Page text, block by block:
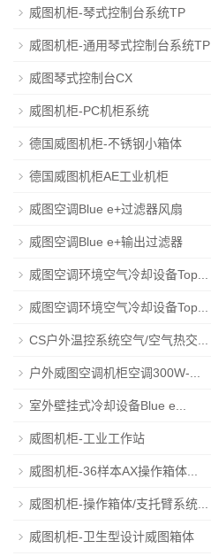
威图机柜-琴式控制台系统TP
威图机柜-通用琴式控制台系统TP
威图琴式控制台CX
威图机柜-PC机柜系统
德国威图机柜-不锈钢小箱体
德国威图机柜AE工业机柜
威图空调Blue e+过滤器风扇
威图空调Blue e+输出过滤器
威图空调环境空气冷却设备Top...
威图空调环境空气冷却设备Top...
CS户外温控系统空气/空气热交...
户外威图空调机柜空调300W-...
室外壁挂式冷却设备Blue e...
威图机柜-工业工作站
威图机柜-36样本AX操作箱体...
威图机柜-操作箱体/支托臂系统...
威图机柜-卫生型设计威图箱体